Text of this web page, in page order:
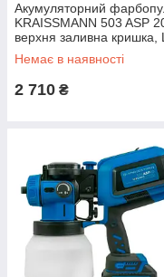
Акумуляторний
KRAISSMANN 503 ASP
верхня заливна кришка,
підсвічування (акумулятор
2000 мАч та ЗП) ®
Немає в наявності
2 710 ₴